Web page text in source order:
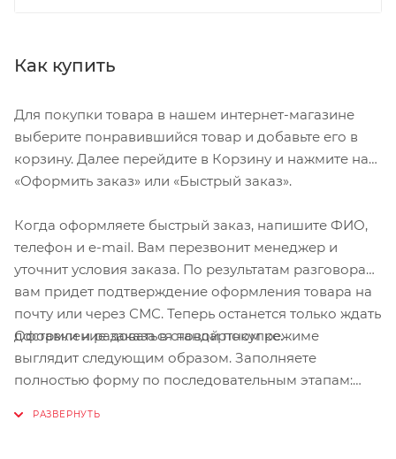
Как купить
Для покупки товара в нашем интернет-магазине
выберите понравившийся товар и добавьте его в
корзину. Далее перейдите в Корзину и нажмите на
«Оформить заказ» или «Быстрый заказ».
Когда оформляете быстрый заказ, напишите ФИО,
телефон и e-mail. Вам перезвонит менеджер и
уточнит условия заказа. По результатам разговора
вам придет подтверждение оформления товара на
почту или через СМС. Теперь останется только ждать
доставки и радоваться новой покупке.
Оформление заказа в стандартном режиме
выглядит следующим образом. Заполняете
полностью форму по последовательным этапам: